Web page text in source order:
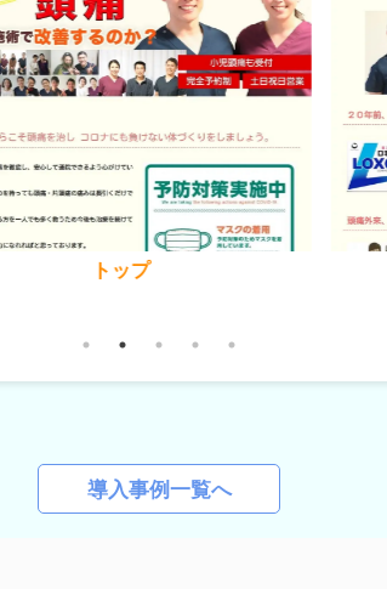
初めての方へ
導入事例一覧へ